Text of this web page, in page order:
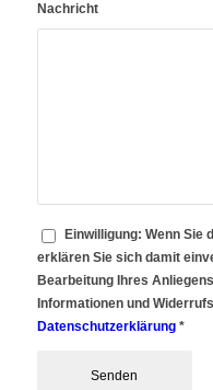
Nachricht
Einwilligung: Wenn
erklären Sie sich damit
Bearbeitung Ihres
Informationen und
Datenschutzerklärung *